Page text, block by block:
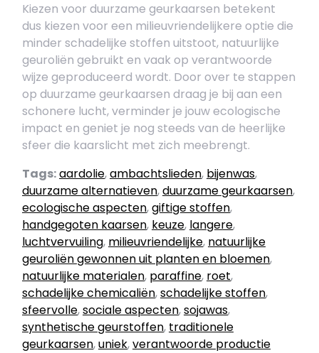
Kiezen voor duurzame geurkaarsen betekent
dus kiezen voor een milieuvriendelijkere optie die
minder schadelijke stoffen uitstoot, natuurlijke
geuroliën gebruikt en vaak op verantwoorde
wijze geproduceerd wordt. Door over te stappen
op duurzame geurkaarsen draag je bij aan een
schonere lucht, verminder je jouw ecologische
impact en geniet je nog steeds van de heerlijke
sfeer die kaarslicht met zich meebrengt.
Tags:aardolie,ambachtslieden, bijenwas,
duurzame alternatieven,duurzame geurkaarsen,
ecologische aspecten,giftige stoffen,
handgegoten kaarsen, keuze, langere,
luchtvervuiling, milieuvriendelijke, natuurlijke
geuroliën gewonnen uit planten en bloemen,
natuurlijke materialen, paraffine, roet,
schadelijke chemicaliën,schadelijke stoffen,
sfeervolle,sociale aspecten,sojawas,
synthetische geurstoffen, traditionele
geurkaarsen,uniek,verantwoorde productie